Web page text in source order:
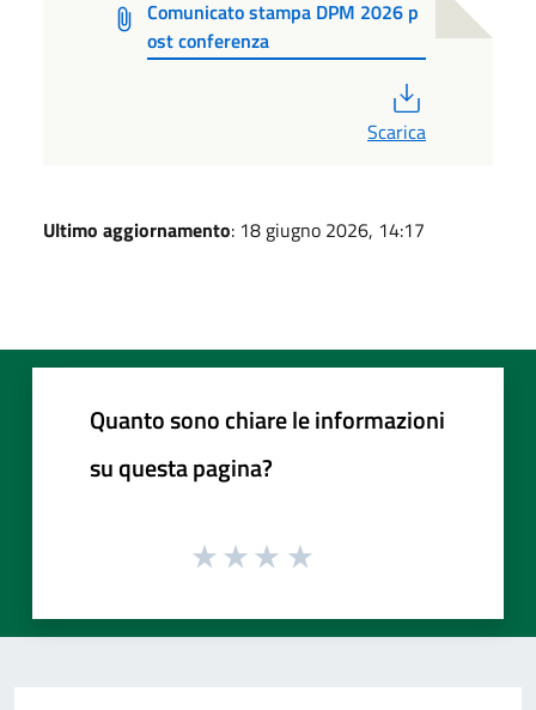
Comunicato stampa DPM 2026 p
ost conferenza
Scarica
Ultimo aggiornamento: 18 giugno 2026, 14:17
Quanto sono chiare le informazioni
su questa pagina?